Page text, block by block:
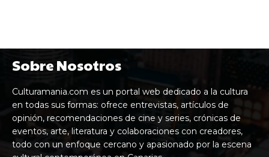
Sobre Nosotros
Culturamania.com es un portal web dedicado a la cultura
en todas sus formas: ofrece entrevistas, artículos de
opinión, recomendaciones de cine y series, crónicas de
eventos, arte, literatura y colaboraciones con creadores,
todo con un enfoque cercano y apasionado por la escena